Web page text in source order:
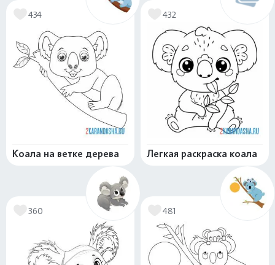
434
Коала на ветке дерева
432
Легкая раскраска коала
360 481